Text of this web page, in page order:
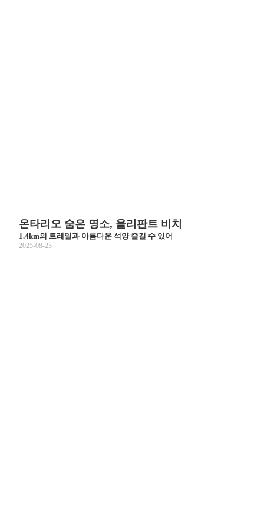
온타리오 숨은 명소, 올리판트 비치
1.4km의 트레일과 아름다운 석양 즐길 수 있어
2025-08-23